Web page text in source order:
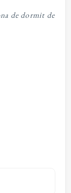
de dormit de